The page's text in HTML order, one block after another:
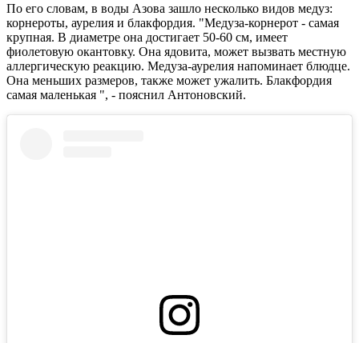
По его словам, в воды Азова зашло несколько видов медуз:
корнероты, аурелия и блакфордия. "Медуза-корнерот - самая
крупная. В диаметре она достигает 50-60 см, имеет
фиолетовую окантовку. Она ядовита, может вызвать местную
аллергическую реакцию. Медуза-аурелия напоминает блюдце.
Она меньших размеров, также может ужалить. Блакфордия
самая маленькая ", - пояснил Антоновский.